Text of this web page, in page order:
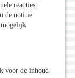
reacties
de notitie
mogelijk
voor de inhoud